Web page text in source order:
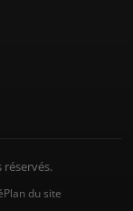
Plan du site